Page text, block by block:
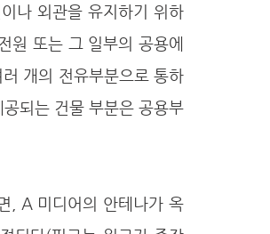
나 외관을 유지하기 위하
원 또는 그 일부의 공용에
개의 전유부분으로 통하
되는 건물 부분은 공용부